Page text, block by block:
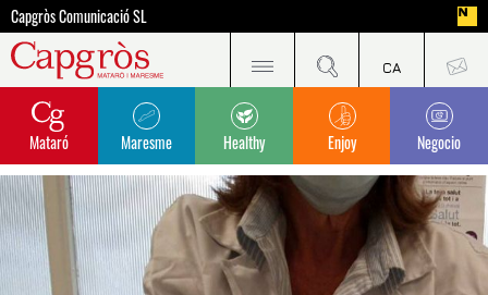
Capgròs Comunicació SL
Mataró Maresme Healthy Enjoy Negocio